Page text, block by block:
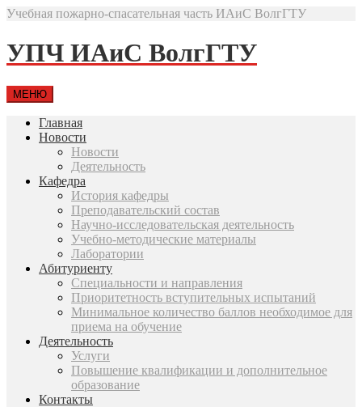
Учебная пожарно-спасательная часть ИАиС ВолгГТУ
УПЧ ИАиС ВолгГТУ
МЕНЮ
Главная
Новости
Новости
Деятельность
Кафедра
История кафедры
Преподавательский состав
Научно-исследовательская деятельность
Учебно-методические материалы
Лаборатории
Абитуриенту
Специальности и направления
Приоритетность вступительных испытаний
Минимальное количество баллов необходимое для
приема на обучение
Деятельность
Услуги
Повышение квалификации и дополнительное
образование
Контакты